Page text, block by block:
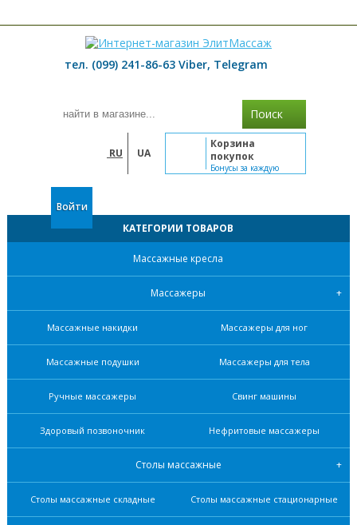
тел. (099) 241-86-63 Viber, Telegram
Поиск
RU UA
Корзина
покупок
Бонусы за каждую
покупку
Войти
КАТЕГОРИИ ТОВАРОВ
Массажные кресла
Массажеры
Массажные накидки Массажеры для ног
Массажные подушки Массажеры для тела
Ручные массажеры Свинг машины
Здоровый позвоночник Нефритовые масcажеры
Столы массажные
Столы массажные складные Столы массажные стационарные